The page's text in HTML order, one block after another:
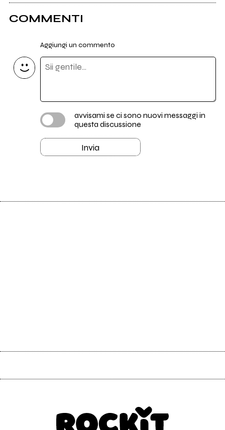
COMMENTI
Aggiungi un commento
avvisami se ci sono nuovi messaggi in
questa discussione
Invia